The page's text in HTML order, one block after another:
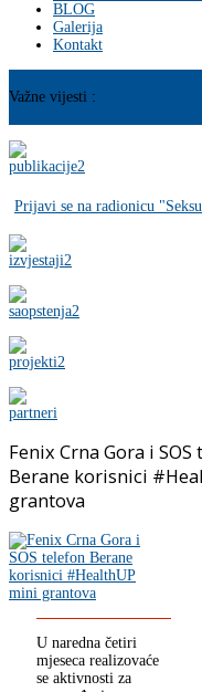
BLOG
Galerija
Kontakt
Važne vijesti :
Prijavi se na radionicu
Fenix Crna Gora i SOS
Berane korisnici
grantova
U naredna četiri
mjeseca realizovaće
se aktivnosti za